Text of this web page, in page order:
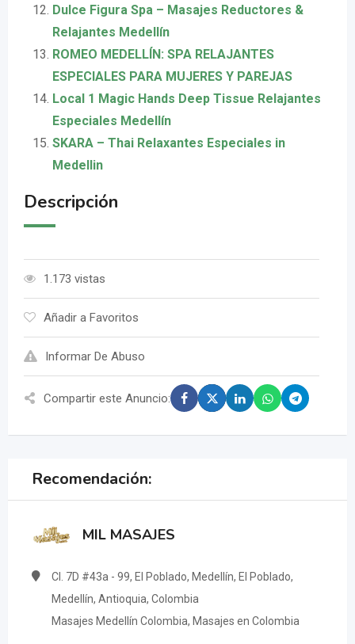
Dulce Figura Spa – Masajes Reductores &
Relajantes Medellín
ROMEO MEDELLÍN: SPA RELAJANTES
ESPECIALES PARA MUJERES Y PAREJAS
Local 1 Magic Hands Deep Tissue Relajantes
Especiales Medellín
SKARA – Thai Relaxantes Especiales in
Medellin
Descripción
1.173 vistas
Añadir a Favoritos
Informar De Abuso
Compartir este Anuncio:
Recomendación:
MIL MASAJES
Cl. 7D #43a - 99, El Poblado, Medellín, El Poblado,
Medellín, Antioquia, Colombia
Masajes Medellín Colombia, Masajes en Colombia